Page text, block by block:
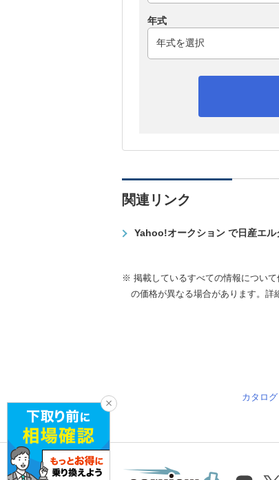
年式
関連リンク
Yahoo!オークション で日産エル
※ 掲載しているすべての情報につい
の価格が異なる場合があります。詳
カタロ